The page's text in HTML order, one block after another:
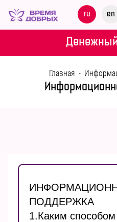
ru en
Меню
ПОМОЩЬ
Главная -
ПОДДЕРЖКА
1.Каким